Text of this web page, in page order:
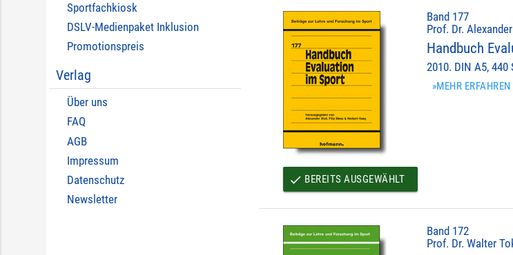
Sportfachkiosk
DSLV-Medienpaket Inklusion
Promotionspreis
Verlag
Über uns
FAQ
AGB
Impressum
Datenschutz
Newsletter
Band 177
Prof. Dr.
Handbuch
2010. DIN A5, 440
»MEHR
done BEREITS AUSGEWÄHLT
Band 172
Prof. Dr. Walter